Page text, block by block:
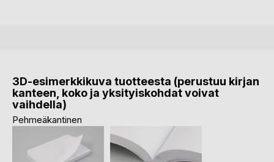
3D-esimerkkikuva tuotteesta (perustuu kirjan
kanteen, koko ja yksityiskohdat voivat
vaihdella)
Pehmeäkantinen